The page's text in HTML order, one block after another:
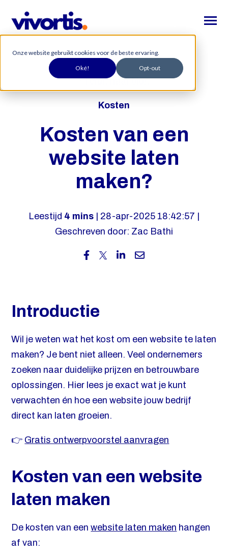
Onze website gebruikt cookies voor de beste ervaring.
Oké! Opt-out
CONTENT
Toggle
Home
Toggle
for
Over ons
Terug naar blog
Kosten
Kosten van een
website laten
maken?
Leestijd 4 mins | 28-apr-2025 18:42:57 |
Geschreven door: Zac Bathi
Introductie
Wil je weten wat het kost om een website te laten
maken? Je bent niet alleen. Veel ondernemers
zoeken naar duidelijke prijzen en betrouwbare
oplossingen. Hier lees je exact wat je kunt
verwachten én hoe een website jouw bedrijf
direct kan laten groeien.
👉 Gratis ontwerpvoorstel aanvragen
Kosten van een website
laten maken
De kosten van eenwebsite laten maken hangen
af van: